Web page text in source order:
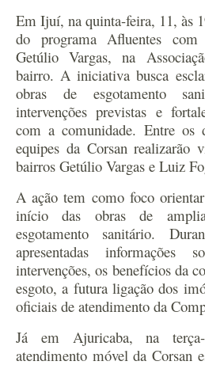
Em Ijuí, na quinta-feira, 11, às
do programa Afluentes
Getúlio Vargas, na
bairro. A iniciativa busca
obras de esgotamento
intervenções previstas e
com a comunidade. Entre
equipes da Corsan realizarão
bairros Getúlio Vargas e Luiz
A ação tem como foco
início das obras de
esgotamento sanitário.
apresentadas informações
intervenções, os benefícios da
esgoto, a futura ligação dos
oficiais de atendimento da
Já em Ajuricaba, na
atendimento móvel da Corsan